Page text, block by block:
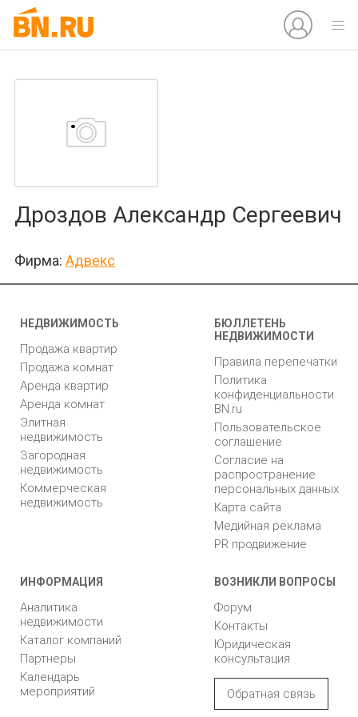
Дроздов Александр Сергеевич
Фирма: Адвекс
НЕДВИЖИМОСТЬ
Продажа квартир
Продажа комнат
Аренда квартир
Аренда комнат
Элитная
недвижимость
Загородная
недвижимость
Коммерческая
недвижимость
БЮЛЛЕТЕНЬ
НЕДВИЖИМОСТИ
Правила перепечатки
Политика
конфиденциальности
BN.ru
Пользовательское
соглашение
Согласие на
распространение
персональных данных
Карта сайта
Медийная реклама
PR продвижение
ИНФОРМАЦИЯ
Аналитика
недвижимости
Каталог компаний
Партнеры
Календарь
мероприятий
ВОЗНИКЛИ ВОПРОСЫ
Форум
Контакты
Юридическая
консультация
Обратная связь